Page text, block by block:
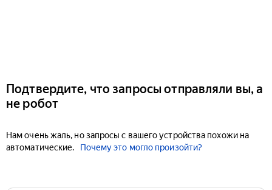
Подтвердите, что запросы отправляли вы, а
не робот
Нам очень жаль, но запросы с вашего устройства похожи на
автоматические.
Почему это могло произойти?